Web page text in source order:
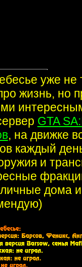
уже не
жизнь, но
GTA
, на движке
каждый
и
дома